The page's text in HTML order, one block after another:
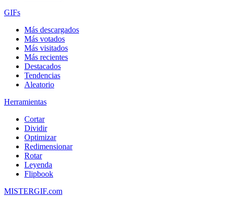
GIFs
Más descargados
Más votados
Más visitados
Más recientes
Destacados
Tendencias
Aleatorio
Herramientas
Cortar
Dividir
Optimizar
Redimensionar
Rotar
Leyenda
Flipbook
MISTERGIF.com